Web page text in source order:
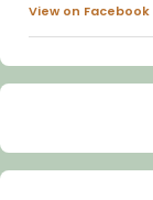
View on Facebook
La
dos mesos,